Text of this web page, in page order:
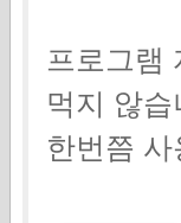
프로그램
먹지 않습
한번쯤